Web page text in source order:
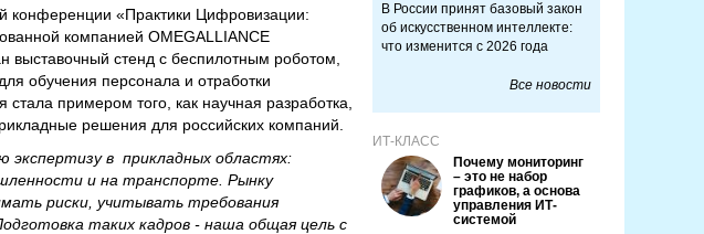
конференции «Практики Цифровизации:
компанией OMEGALLIANCE
выставочный стенд с беспилотным роботом,
обучения персонала и отработки
примером того, как научная разработка,
решения для российских компаний.
в прикладных областях:
и на транспорте. Рынку
риски, учитывать требования
таких кадров - наша общая цель с
В России принят базовый закон
об искусственном интеллекте:
что изменится с 2026 года
Все новости
ИТ-КЛАСС
Почему мониторинг
– это не набор
графиков, а основа
управления ИТ-
системой